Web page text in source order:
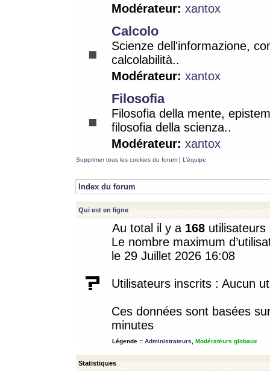
Modérateur: xantox
Calcolo
Scienze dell'informazione,
calcolabilità..
Modérateur: xantox
Filosofia
Filosofia della mente,
filosofia della scienza..
Modérateur: xantox
Supprimer tous les cookies du forum | L’équipe
Index du forum
Qui est en ligne
Au total il y a 168
Le nombre maximum
le 29 Juillet 2026 16:08
Utilisateurs inscrits : Aucun
Ces données sont basées
minutes
Légende :: Administrateurs Modérateurs globaux
Statistiques